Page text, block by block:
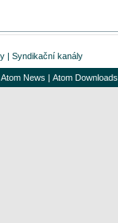
| Syndikační kanály
Atom News | Atom Downloads